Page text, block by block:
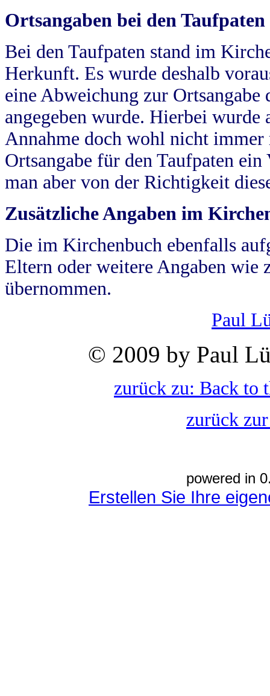
Ortsangaben bei den Taufpaten
Bei den Taufpaten stand im
Herkunft. Es wurde deshalb
eine Abweichung zur
angegeben wurde. Hierbei wurde
Annahme doch wohl nicht
Ortsangabe für den Taufpaten
man aber von der Richtigkeit
Zusätzliche Angaben im
Die im Kirchenbuch ebenfalls
Eltern oder weitere Angaben wie
übernommen.
Paul
© 2009 by Paul
zurück zu: Back to
zurück
powered in
Erstellen Sie Ihre